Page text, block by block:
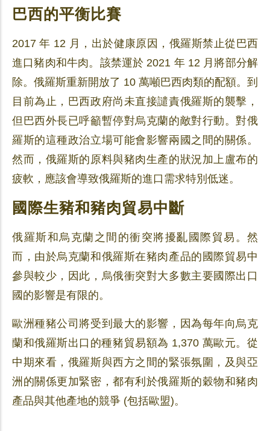
巴西的平衡比賽
2017 年 12 月，出於健康原因，俄羅斯禁止從巴西
進口豬肉和牛肉。該禁運於 2021 年 12 月將部分解
除。俄羅斯重新開放了 10 萬噸巴西肉類的配額。到
目前為止，巴西政府尚未直接譴責俄羅斯的襲擊，
但巴西外長已呼籲暫停對烏克蘭的敵對行動。對俄
羅斯的這種政治立場可能會影響兩國之間的關係。
然而，俄羅斯的原料與豬肉生產的狀況加上盧布的
疲軟，應該會導致俄羅斯的進口需求特別低迷。
國際生豬和豬肉貿易中斷
俄羅斯和烏克蘭之間的衝突將擾亂國際貿易。然
而，由於烏克蘭和俄羅斯在豬肉產品的國際貿易中
參與較少，因此，烏俄衝突對大多數主要國際出口
國的影響是有限的。
歐洲種豬公司將受到最大的影響，因為每年向烏克
蘭和俄羅斯出口的種豬貿易額為 1,370 萬歐元。從
中期來看，俄羅斯與西方之間的緊張氛圍，及與亞
洲的關係更加緊密，都有利於俄羅斯的穀物和豬肉
產品與其他產地的競爭 (包括歐盟)。